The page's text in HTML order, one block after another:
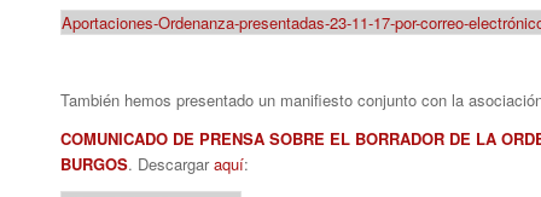
Aportaciones-Ordenanza-presentadas-23-11-17-por-correo-
También hemos presentado un manifiesto conjunto con la
COMUNICADO DE PRENSA SOBRE EL BORRADOR DE LA
BURGOS. Descargaraquí: